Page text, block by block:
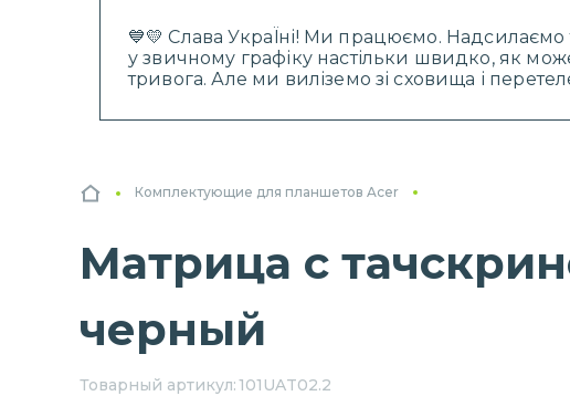
💙💛 Слава УкраЇні! Ми працюємо.
у звичному графіку настільки швидко, як
тривога. Але ми виліземо зі сховища і
Комплектующие для планшетов Acer
Матрица с
черный
Товарный артикул:101UAT02.2